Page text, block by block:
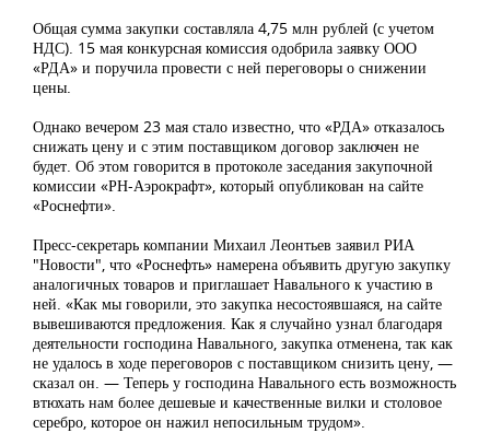
Общая сумма закупки составляла 4,75 млн рублей (с учетом
НДС). 15 мая конкурсная комиссия одобрила заявку ООО
«РДА» и поручила провести с ней переговоры о снижении
цены.
Однако вечером 23 мая стало известно, что «РДА» отказалось
снижать цену и с этим поставщиком договор заключен не
будет. Об этом говорится в протоколе заседания закупочной
комиссии «РН-Аэрокрафт», который опубликован на сайте
«Роснефти».
Пресс-секретарь компании Михаил Леонтьев заявил РИА
"Новости", что «Роснефть» намерена объявить другую закупку
аналогичных товаров и приглашает Навального к участию в
ней. «Как мы говорили, это закупка несостоявшаяся, на сайте
вывешиваются предложения. Как я случайно узнал благодаря
деятельности господина Навального, закупка отменена, так как
не удалось в ходе переговоров с поставщиком снизить цену, —
сказал он. — Теперь у господина Навального есть возможность
втюхать нам более дешевые и качественные вилки и столовое
серебро, которое он нажил непосильным трудом».